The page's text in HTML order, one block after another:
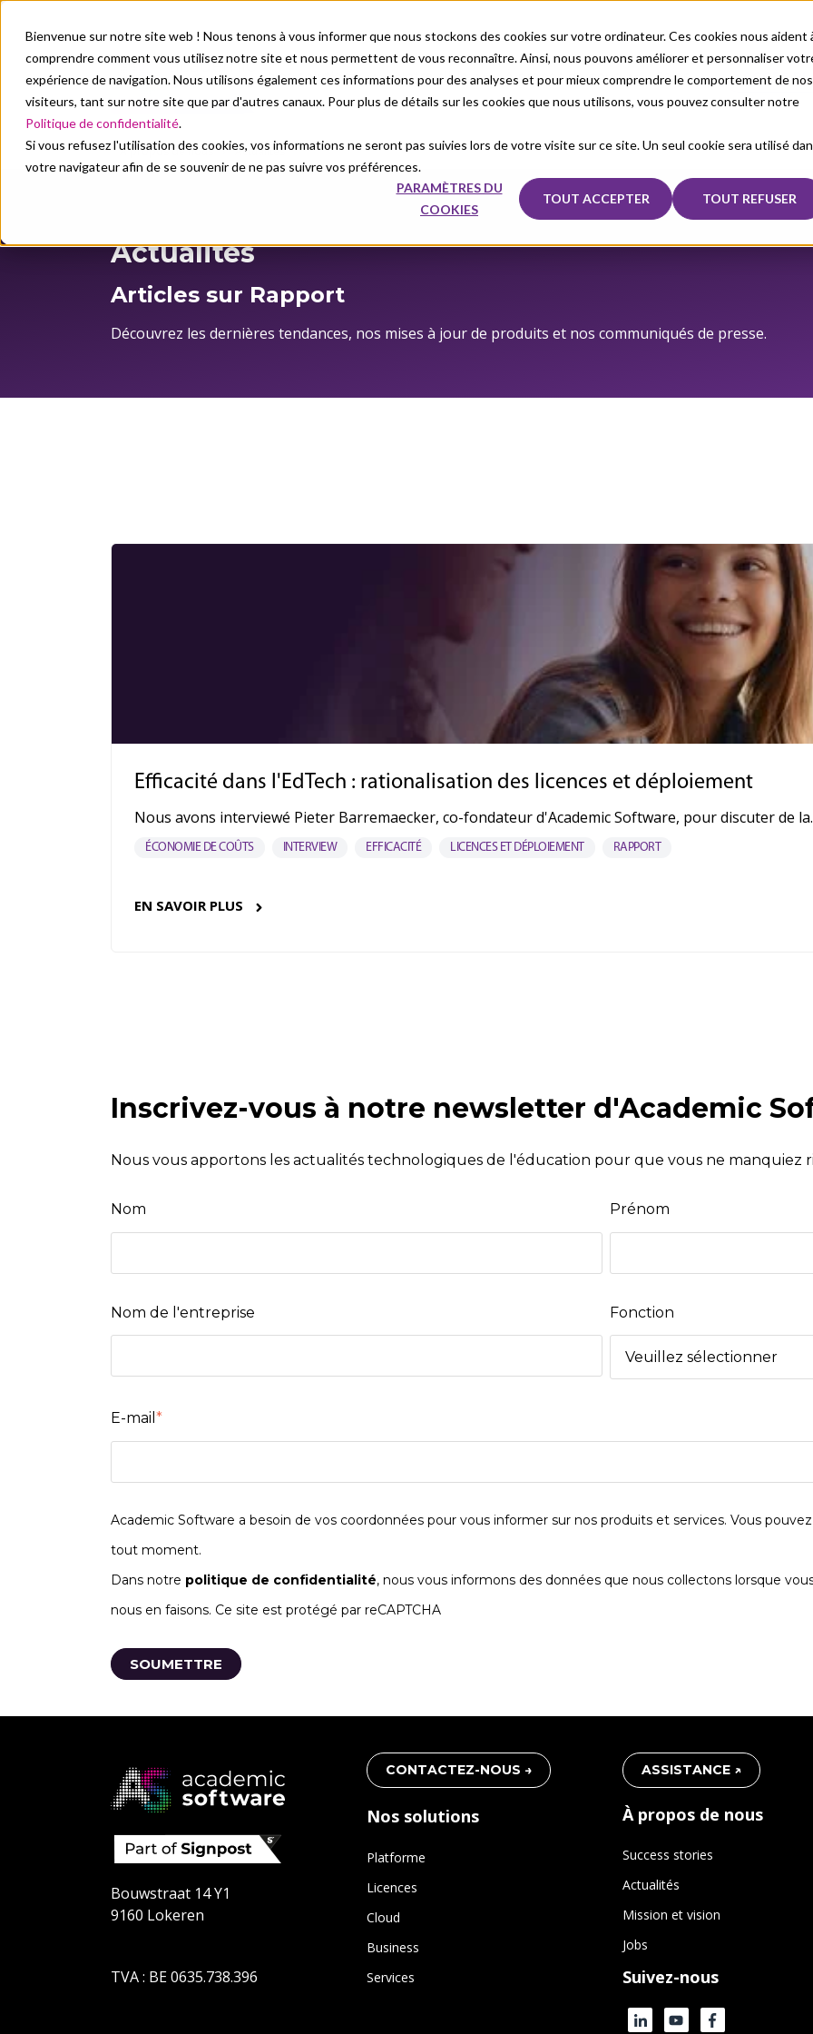
Bienvenue sur notre site web ! Nous tenons à vous informer que nous stockons des cookies sur votre ordinateur. Ces cookies nous aident
comprendre comment vous utilisez notre site et nous permettent de vous reconnaître. Ainsi, nous pouvons améliorer et personnaliser
expérience de navigation. Nous utilisons également ces informations pour des analyses et pour mieux comprendre le comportement de nos
visiteurs, tant sur notre site que par d'autres canaux. Pour plus de détails sur les cookies que nous utilisons, vous pouvez consulter notre
Politique de confidentialité.
Si vous refusez l'utilisation des cookies, vos informations ne seront pas suivies lors de votre visite sur ce site. Un seul cookie sera utilisé
votre navigateur afin de se souvenir de ne pas suivre vos préférences.
PARAMÈTRES DU
COOKIES
TOUT ACCEPTER TOUT REFUSER
Nos solutions Notre cible À propos de nous Sales ACCÈS
À propos de nous Actualités
Actualités
Articles sur Rapport
Découvrez les dernières tendances, nos mises à jour de produits et nos communiqués de presse.
Efficacité dans l'EdTech : rationalisation des licences et déploiement
Nous avons interviewé Pieter Barremaecker, co-fondateur d'Academic Software, pour discuter de
ÉCONOMIE DE COÛTS INTERVIEW EFFICACITÉ LICENCES ET DÉPLOIEMENT RAPPORT
EN SAVOIR PLUS
Inscrivez-vous à notre newsletter d'Academic
Nous vous apportons les actualités technologiques de l'éducation pour que vous ne manquiez
Nom Prénom
Nom de l'entreprise Fonction
E-mail *
Academic Software a besoin de vos coordonnées pour vous informer sur nos produits et services. Vous
tout moment.
Dans notre politique de confidentialité, nous vous informons des données que nous collectons lorsque
nous en faisons. Ce site est protégé par reCAPTCHA
Bouwstraat 14 Y1
9160 Lokeren
TVA : BE 0635.738.396
CONTACTEZ-NOUS →
Nos solutions
Platforme
Licences
Cloud
Business
Services
ASSISTANCE ↗
À propos de nous
Success stories
Actualités
Mission et vision
Jobs
Suivez-nous